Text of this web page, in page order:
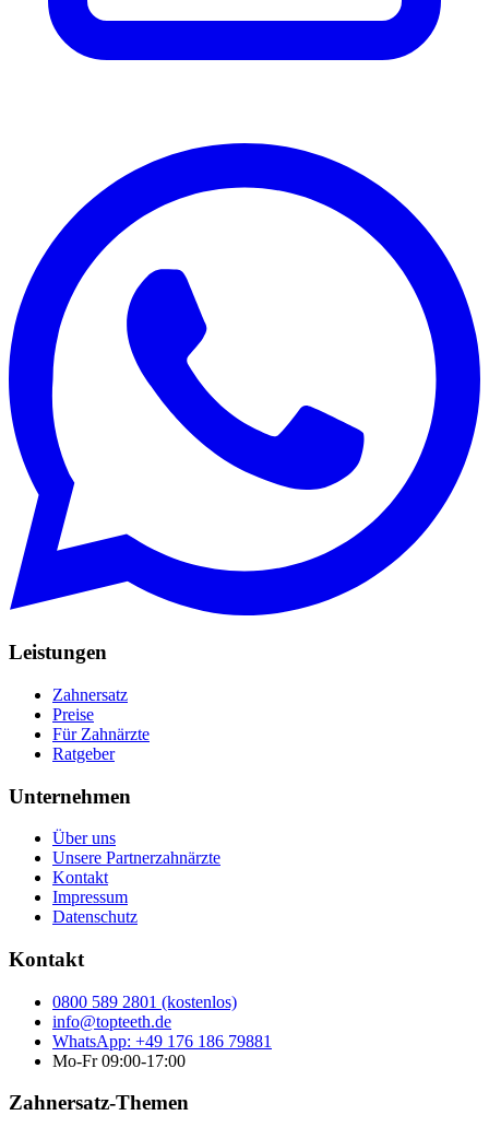
Leistungen
Zahnersatz
Preise
Für Zahnärzte
Ratgeber
Unternehmen
Über uns
Unsere Partnerzahnärzte
Kontakt
Impressum
Datenschutz
Kontakt
0800 589 2801 (kostenlos)
info@topteeth.de
WhatsApp: +49 176 186 79881
Mo-Fr 09:00-17:00
Zahnersatz-Themen